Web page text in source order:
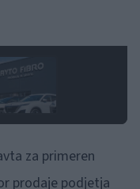
za primeren
prodaje podjetja